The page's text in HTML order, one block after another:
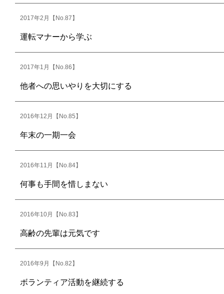
2017年2月【No.87】
運転マナーから学ぶ
2017年1月【No.86】
他者への思いやりを大切にする
2016年12月【No.85】
年末の一期一会
2016年11月【No.84】
何事も手間を惜しまない
2016年10月【No.83】
高齢の先輩は元気です
2016年9月【No.82】
ボランティア活動を継続する